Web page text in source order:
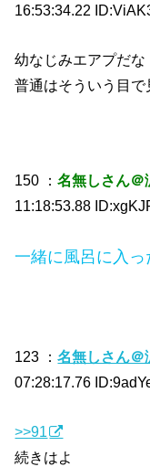
16:53:34.22
幼なじみエアプだな
普通はそういう目
150 ：名無しさん＠
11:18:53.88
一緒に風呂に入っ
123 ：名無しさん＠
07:28:17.76
>>91
続きはよ